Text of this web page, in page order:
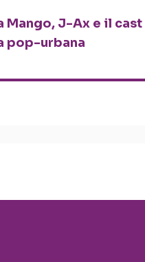
Mango, J-Ax e il cast
pop-urbana